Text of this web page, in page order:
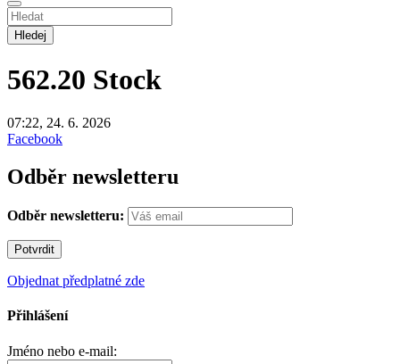
Hledej
562.20 Stock
07:22, 24. 6. 2026
Facebook
Odběr newsletteru
Odběr newsletteru:
Objednat předplatné zde
Přihlášení
Jméno nebo e-mail: